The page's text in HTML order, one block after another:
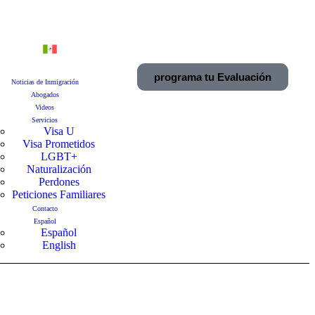
Noticias de Inmigración
Abogados
Videos
Servicios
Visa U
Visa Prometidos
LGBT+
Naturalización
Perdones
Peticiones Familiares
Contacto
Español
Español
English
programa tu Evaluación